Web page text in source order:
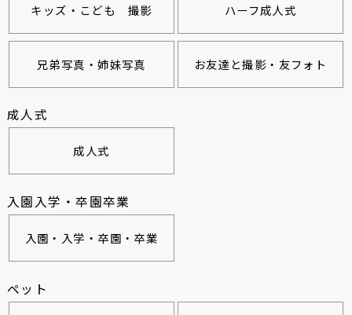
キッズ・こども 撮影 ハーフ成人式
兄弟写真・姉妹写真 お友達と撮影・友フォト
成人式
成人式
入園入学・卒園卒業
入園・入学・卒園・卒業
ペット